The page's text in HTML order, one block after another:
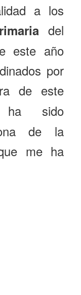
a los
del
este año
por
de este
sido
de la
me ha